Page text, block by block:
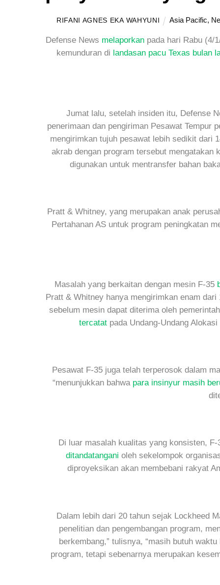
RIFANI AGNES EKA WAHYUNI Asia Pacific,
Defense News melaporkanpada hari Rabu (4/
kemunduran di landasan pacu Texas bulan
Jumat lalu, setelah insiden itu, Defense
penerimaan dan pengiriman Pesawat Tempur
mengirimkan tujuh pesawat lebih sedikit dari
akrab dengan program tersebut mengatakan
digunakan untuk mentransfer bahan
Pratt & Whitney, yang merupakan anak
Pertahanan AS untuk program peningkatan
Masalah yang berkaitan dengan mesin F-35
Pratt & Whitney hanya mengirimkan enam
sebelum mesin dapat diterima oleh
tercatatpada Undang-Undang
Pesawat F-35 juga telah terperosok dalam
“menunjukkan bahwa para insinyur masih
Di luar masalah kualitas yang konsisten,
ditandatangani oleh sekelompok
diproyeksikan akan membebani rakyat
Dalam lebih dari 20 tahun sejak Lockheed
penelitian dan pengembangan program,
berkembang,” tulisnya, “masih butuh
program, tetapi sebenarnya merupakan